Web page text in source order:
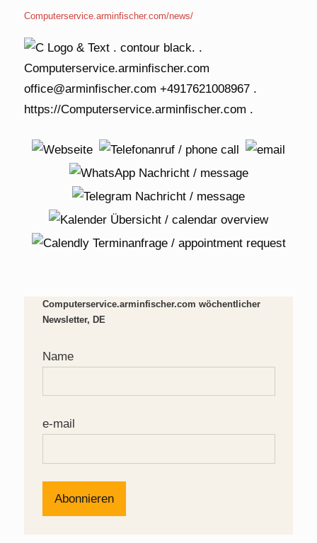
Computerservice.arminfischer.com/news/
Computerservice.arminfischer.com wöchentlicher
Newsletter, DE
Name
e-mail